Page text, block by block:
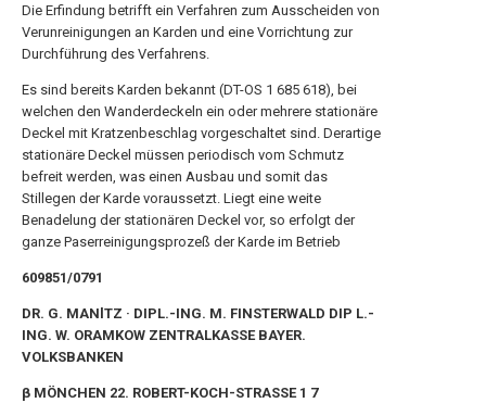
Die Erfindung betrifft ein Verfahren zum Ausscheiden von
Verunreinigungen an Karden und eine Vorrichtung zur
Durchführung des Verfahrens.
Es sind bereits Karden bekannt (DT-OS 1 685 618), bei
welchen den Wanderdeckeln ein oder mehrere stationäre
Deckel mit Kratzenbeschlag vorgeschaltet sind. Derartige
stationäre Deckel müssen periodisch vom Schmutz
befreit werden, was einen Ausbau und somit das
Stillegen der Karde voraussetzt. Liegt eine weite
Benadelung der stationären Deckel vor, so erfolgt der
ganze Paserreinigungsprozeß der Karde im Betrieb
609851/0791
DR. G. MANlTZ · DIPL.-ING. M. FINSTERWALD DIP L.-
ING. W. ORAMKOW ZENTRALKASSE BAYER.
VOLKSBANKEN
β MÖNCHEN 22. ROBERT-KOCH-STRASSE 1 7